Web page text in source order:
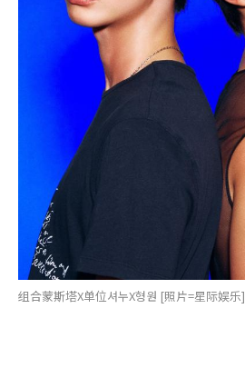
组合蒙斯塔X单位셔누X형원 [照片=星际娱乐]